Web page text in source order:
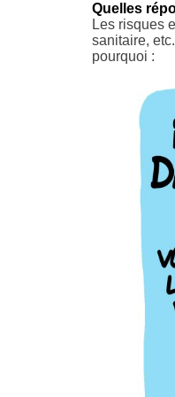
Quelles
Les risques
sanitaire,
pourquoi :